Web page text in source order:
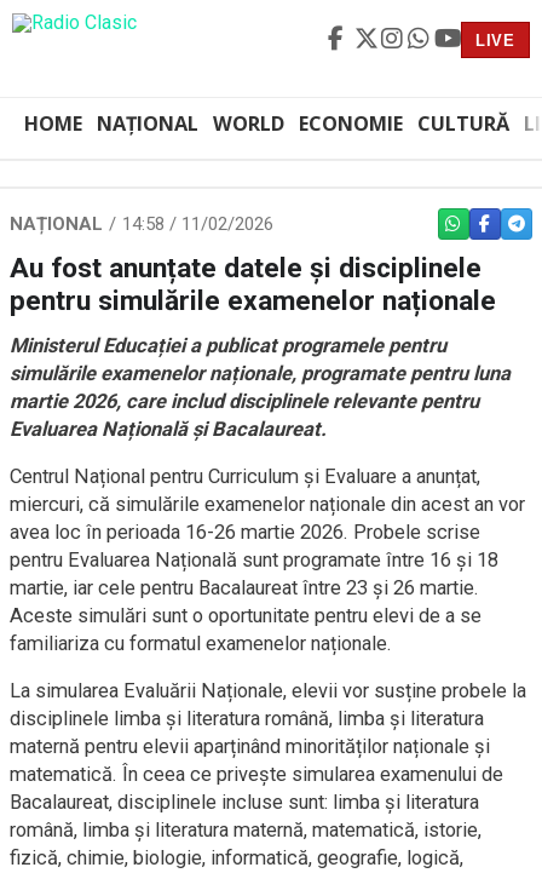
LIVE
HOME NAȚIONAL WORLD ECONOMIE CULTURĂ
NAȚIONAL 14:58 / 11/02/2026 WHATSAPP
Au fost anunțate datele și disciplinele
pentru simulările examenelor naționale
Ministerul Educației a publicat programele pentru
simulările examenelor naționale, programate pentru luna
martie 2026, care includ disciplinele relevante pentru
Evaluarea Națională și Bacalaureat.
Centrul Național pentru Curriculum și Evaluare a anunțat,
miercuri, că simulările examenelor naționale din acest an vor
avea loc în perioada 16-26 martie 2026. Probele scrise
pentru Evaluarea Națională sunt programate între 16 și 18
martie, iar cele pentru Bacalaureat între 23 și 26 martie.
Aceste simulări sunt o oportunitate pentru elevi de a se
familiariza cu formatul examenelor naționale.
La simularea Evaluării Naționale, elevii vor susține probele la
disciplinele limba și literatura română, limba și literatura
maternă pentru elevii aparținând minorităților naționale și
matematică. În ceea ce privește simularea examenului de
Bacalaureat, disciplinele incluse sunt: limba și literatura
română, limba și literatura maternă, matematică, istorie,
fizică, chimie, biologie, informatică, geografie, logică,